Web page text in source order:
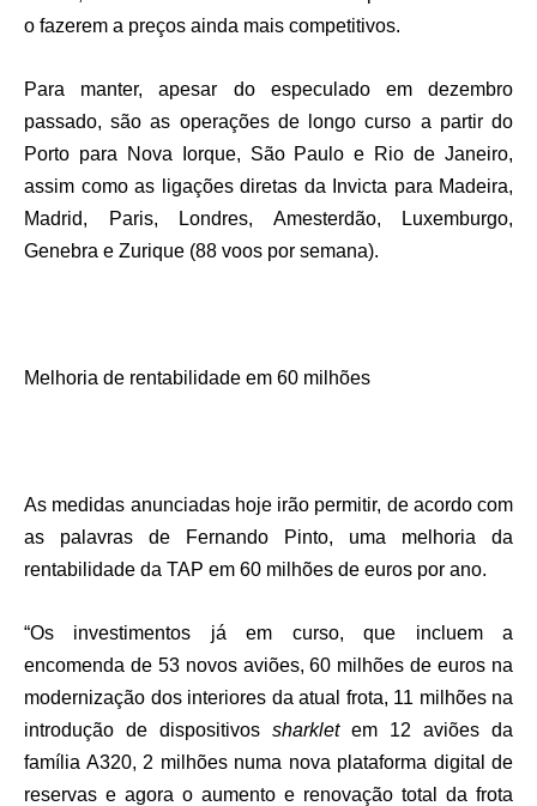
o fazerem a preços ainda mais competitivos.
Para manter, apesar do especulado em dezembro
passado, são as operações de longo curso a partir do
Porto para Nova Iorque, São Paulo e Rio de Janeiro,
assim como as ligações diretas da Invicta para Madeira,
Madrid, Paris, Londres, Amesterdão, Luxemburgo,
Genebra e Zurique (88 voos por semana).
Melhoria de rentabilidade em 60 milhões
As medidas anunciadas hoje irão permitir, de acordo com
as palavras de Fernando Pinto, uma melhoria da
rentabilidade da TAP em 60 milhões de euros por ano.
“Os investimentos já em curso, que incluem a
encomenda de 53 novos aviões, 60 milhões de euros na
modernização dos interiores da atual frota, 11 milhões na
introdução de dispositivos sharkletem 12 aviões da
família A320, 2 milhões numa nova plataforma digital de
reservas e agora o aumento e renovação total da frota